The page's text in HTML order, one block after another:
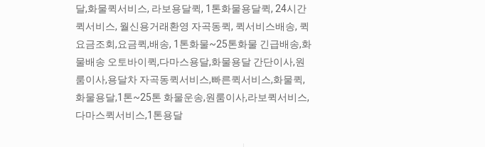
달,화물퀵서비스, 라보용달퀵, 1톤화물용달퀵, 24시간
퀵서비스, 월신용거래환영 자곡동퀵, 퀵서비스배송, 퀵
요금조회,요금퀵,배송, 1톤화물~25톤화물 긴급배송,화
물배송 오토바이퀵,다마스용달,화물용달 간단이사,원
룸이사,용달차 자곡동퀵서비스,빠른퀵서비스,화물퀵,
화물용달,1톤~25톤 화물운송,원룸이사,라보퀵서비스,
다마스퀵서비스,1톤용달